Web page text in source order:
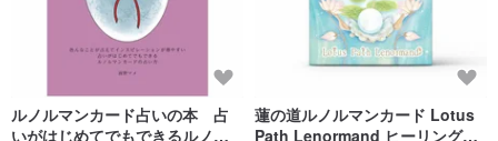
ルノルマンカード占いの本 占
いがはじめてでもできるルノル
蓮の道ルノルマンカード Lotus
Path Lenormand ヒーリングカ